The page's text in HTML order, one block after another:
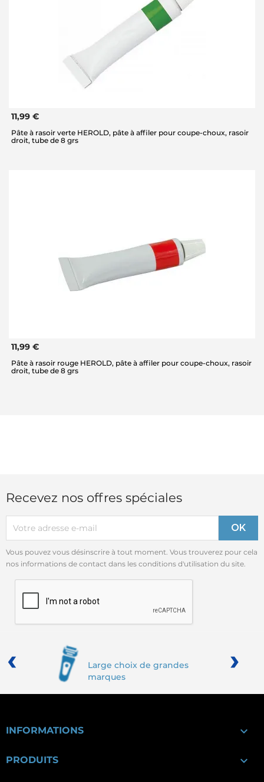
11,99 €
Pâte à rasoir verte HEROLD, pâte à affiler pour coupe-choux, rasoir
droit, tube de 8 grs
11,99 €
Pâte à rasoir rouge HEROLD, pâte à affiler pour coupe-choux, rasoir
droit, tube de 8 grs
Recevez nos offres spéciales
Vous pouvez vous désinscrire à tout moment. Vous trouverez pour cela
nos informations de contact dans les conditions d'utilisation du site.
Large choix de grandes
marques
‹ ›
INFORMATIONS 
PRODUITS 